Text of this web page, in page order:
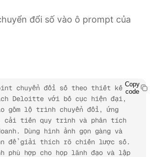
đổi số vào ô prompt của
chuyển đổi số theo thiết kế
Deloitte với bố cục hiện đại,
gồm lộ trình chuyển đổi, ứng
cải tiến quy trình và phân tích
Dùng hình ảnh gọn gàng và
để giải thích rõ chiến lược số.
phù hợp cho họp lãnh đạo và lập
Copy
code